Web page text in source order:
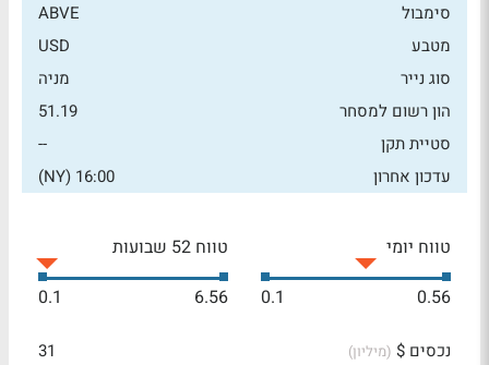
סימבול
ABVE
מטבע
USD
סוג נייר
מניה
הון רשום למסחר
51.19
סטיית תקן
--
עדכון אחרון
16:00 (NY)
טווח יומי
0.56
0.1
טווח 52 שבועות
6.56
0.1
נכסים $ (מיליון)
31